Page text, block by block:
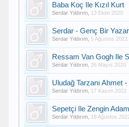
Baba Koç Ile Kızıl Kurt
Serdar Yıldırım 13 Ekim 2020
Serdar - Genç Bir
Serdar Yıldırım 5 Ağustos 2021
Ressam Van Gogh Ile
Serdar Yıldırım 26 Mayıs 2020
Uludağ Tarzanı Ahmet -
Serdar Yıldırım 17 Kasım 2022
Sepetçi Ile Zengin Adam
Serdar Yıldırım 18 Ağustos